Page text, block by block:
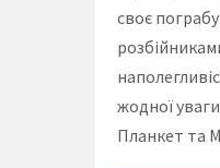
своє
жодної
Планкет та